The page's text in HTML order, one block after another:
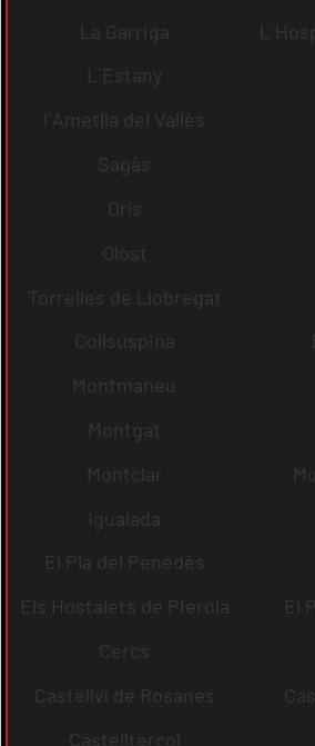
La Garriga
L´Estany
l´Ametlla del Vallès
Sagàs
Orís
Olost
Torrelles de Llobregat
Collsuspina
Montmaneu
Montgat
Montclar
Igualada
El Pla del Penedès
Els Hostalets de Pierola
El
Cercs
Castellví de Rosanes
Castellterçol